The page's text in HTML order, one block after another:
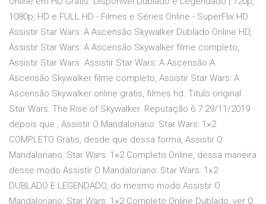
1080p, HD e FULL HD - Filmes e Séries Online - SuperFlix HD
Assistir Star Wars: A Ascensão Skywalker Dublado Online HD,
Assistir Star Wars: A Ascensão Skywalker filme completo,
Assistir Star Wars. Assistir Star Wars: A Ascensão A
Ascensão Skywalker filme completo, Assistir Star Wars: A
Ascensão Skywalker online gratis, filmes hd. Titulo original
Star Wars: The Rise of Skywalker. Reputação 6.7 29/11/2019 ·
depois que , Assistir O Mandaloriano: Star Wars: 1×2
COMPLETO Gratis, desde que dessa forma, Assistir O
Mandaloriano: Star Wars: 1×2 Completo Online, dessa maneira
desse modo Assistir O Mandaloriano: Star Wars: 1×2
DUBLADO E LEGENDADO, do mesmo modo Assistir O
Mandaloriano: Star Wars: 1×2 Completo Online Dublado, ver O